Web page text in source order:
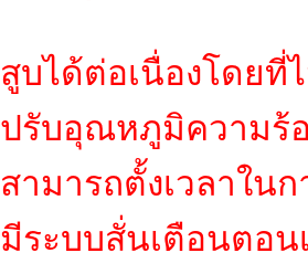
สูบได้ต่อเนื่องโดยที่
ปรับอุณหภูมิความร้
สามารถตั้งเวลาใน
มีระบบสั่นเตือนตอน